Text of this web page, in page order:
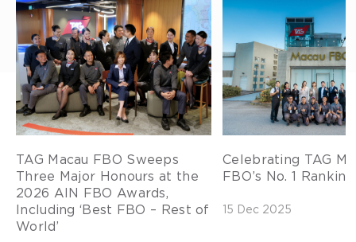
TAG Macau FBO Sweeps
Three Major Honours at the
2026 AIN FBO Awards,
Including ‘Best FBO – Rest of
World’
Celebrating TAG
FBO’s No. 1
15 Dec 2025